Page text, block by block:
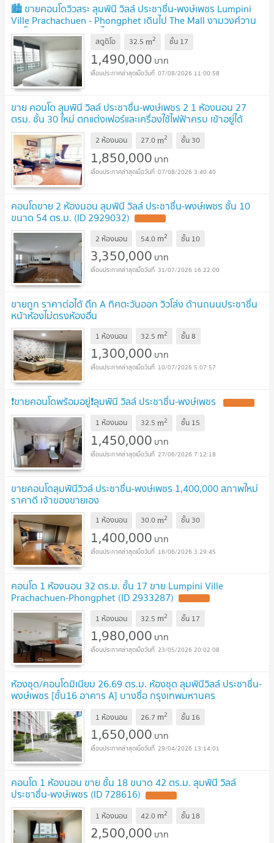
🏙 ขายคอนโดวิวสระ ลุมพินี วิลล์ ประชาชื่น-พงษ์เพชร Lumpini
Ville Prachachuen - Phongphet เดินไป The Mall งามวงศ์วาน
และโรงพยาบาลนนทเวชได้
สตูดิโอ 32.5 m2 ชั้น 17
1,490,000 บาท
07/08/2026 11:00:58
ขาย คอนโด ลุมพินี วิลล์ ประชาชื่น-พงษ์เพชร 2 1 ห้องนอน 27
ตรม. ชั้น 30 ใหม่ ตกแต่งเฟอร์และเครื่องใช้ไฟฟ้าครบ เข้าอยู่ได้
ทันที UPDATE !
2 ห้องนอน 27.0 m2 ชั้น 30
1,850,000 บาท
07/08/2026 3:40:40
คอนโดขาย 2 ห้องนอน ลุมพินี วิลล์ ประชาชื่น-พงษ์เพชร ชั้น 10
ขนาด 54 ตร.ม. (ID 2929032)
2 ห้องนอน 54.0 m2 ชั้น 10
3,350,000 บาท
31/07/2026 16:22:00
ขายถูก ราคาต่อได้ ตึก A ทิศตะวันออก วิวโล่ง ด้านถนนประชาชื่น
หน้าห้องไม่ตรงห้องอื่น
1 ห้องนอน 32.5 m2 ชั้น8
1,300,000 บาท
10/07/2026 5:07:57
❗️ขายคอนโดพร้อมอยู่❗️ลุมพินี วิลล์ ประชาชื่น-พงษ์เพชร
1 ห้องนอน 32.5 m2 ชั้น 15
1,450,000 บาท
27/06/2026 7:12:18
ขายคอนโดลุมพินีวิวล์ ประชาชื่น-พงษ์เพชร 1,400,000 สภาพใหม่
ราคาดี เจ้าของขายเอง
1 ห้องนอน 30.0 m2 ชั้น 30
1,400,000 บาท
16/06/2026 3:29:45
คอนโด 1 ห้องนอน 32 ตร.ม. ชั้น 17 ขาย Lumpini Ville
Prachachuen-Phongphet (ID 2933287)
1 ห้องนอน 32.5 m2 ชั้น 17
1,980,000 บาท
23/05/2026 20:02:08
ห้องชุด/คอนโดมิเนียม 26.69 ตร.ม. ห้องชุด ลุมพินีวิลล์ ประชาชื่น-
พงษ์เพชร [ชั้น16 อาคาร A] บางซื่อ กรุงเทพมหานคร
1.6M UPDATE !
1 ห้องนอน 26.7 m2 ชั้น 16
1,650,000 บาท
29/04/2026 13:14:01
คอนโด 1 ห้องนอน ขาย ชั้น 18 ขนาด 42 ตร.ม. ลุมพินี วิลล์
ประชาชื่น-พงษ์เพชร (ID 728616)
1 ห้องนอน 42.0 m2 ชั้น 18
2,500,000 บาท